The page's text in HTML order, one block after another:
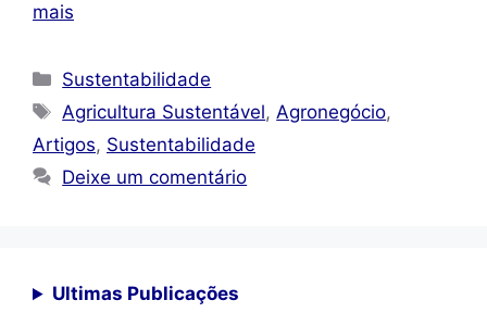
mais
Categorias
Sustentabilidade
Tags
Agricultura Sustentável,Agronegócio,
Artigos, Sustentabilidade
Deixe um comentário
Ultimas Publicações